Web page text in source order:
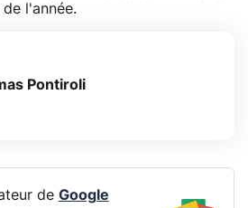
l'année.
Pontiroli
de Google